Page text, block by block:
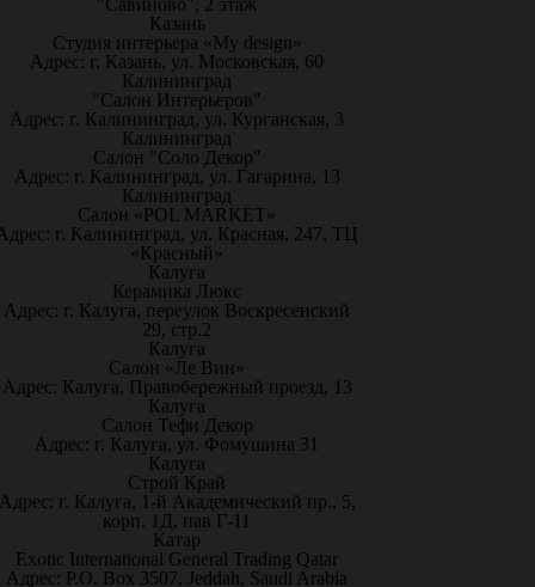
"Савиново", 2 этаж
Казань
Студия интерьера «My design»
Адрес: г. Казань, ул. Московская, 60
Калининград
"Салон Интерьеров"
Адрес: г. Калининград, ул. Курганская, 3
Калининград
Салон "Соло Декор"
Адрес: г. Калининград, ул. Гагарина, 13
Калининград
Салон «POL MARKET»
г. Калининград, ул. Красная, 247, ТЦ
«Красный»
Калуга
Керамика Люкс
Адрес: г. Калуга, переулок Воскресенский
29, стр.2
Калуга
Салон «Ле Вин»
Адрес: Калуга, Правобережный проезд, 13
Калуга
Салон Тефи Декор
Адрес: г. Калуга, ул. Фомушина 31
Калуга
Строй Край
г. Калуга, 1-й Академический пр., 5,
корп. 1Д, пав Г-11
Катар
Exotic International General Trading Qatar
Адрес: P.O. Box 3507, Jeddah, Saudi Arabia